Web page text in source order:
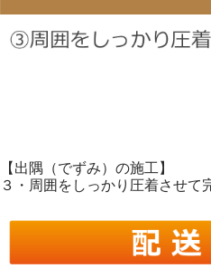
【出隅（でずみ）の施工】
３・周囲をしっかり圧着させて